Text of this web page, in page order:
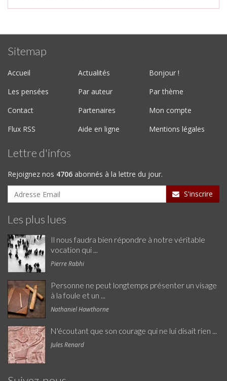
Sitemap
Accueil Actualités
Bonjour !
Les pensées
Par auteur
Par thème
Contact
Partenaires
Mon compte
Flux RSS
Aide en ligne Mentions légales
Lettre d'infos
Rejoignez nos 4706 abonnés à la lettre du jour.
S'inscrire
Les plus lues
Il nous faudra bien répondre à notre véritable
vocation qui ...
Pierre Rabhi
Personne ne peut longtemps présenter un visage
à la foule et un ...
Nathaniel Hawthorne
N'écoutant que son courage qui ne lui disait rien ...
Jules Renard